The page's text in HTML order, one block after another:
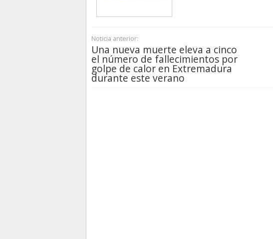
Noticia anterior:
Una nueva muerte eleva a cinco
el número de fallecimientos por
golpe de calor en Extremadura
durante este verano